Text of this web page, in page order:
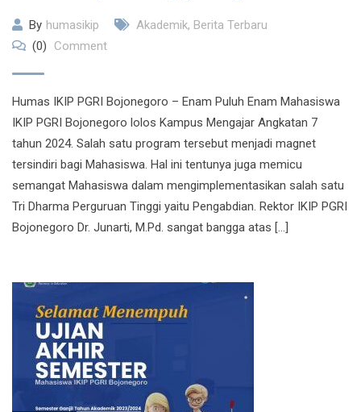
By humasikip Akademik, Berita Terbaru
(0)
Comment
Humas IKIP PGRI Bojonegoro – Enam Puluh Enam Mahasiswa
IKIP PGRI Bojonegoro lolos Kampus Mengajar Angkatan 7
tahun 2024. Salah satu program tersebut menjadi magnet
tersindiri bagi Mahasiswa. Hal ini tentunya juga memicu
semangat Mahasiswa dalam mengimplementasikan salah satu
Tri Dharma Perguruan Tinggi yaitu Pengabdian. Rektor IKIP PGRI
Bojonegoro Dr. Junarti, M.Pd. sangat bangga atas […]